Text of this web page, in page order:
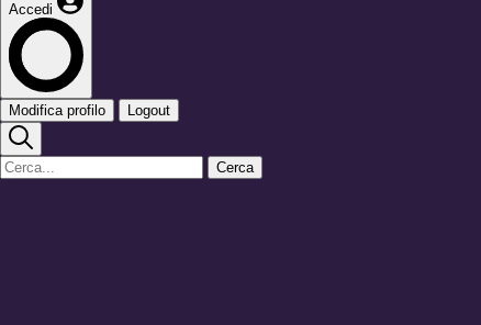
Accedi
Modifica profilo Logout
Cerca